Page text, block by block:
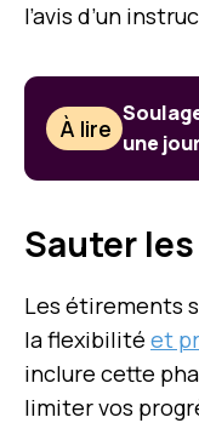
l’avis d’un
À lire une
Sauter
Les étirements
la flexibilité et
inclure cette
limiter vos